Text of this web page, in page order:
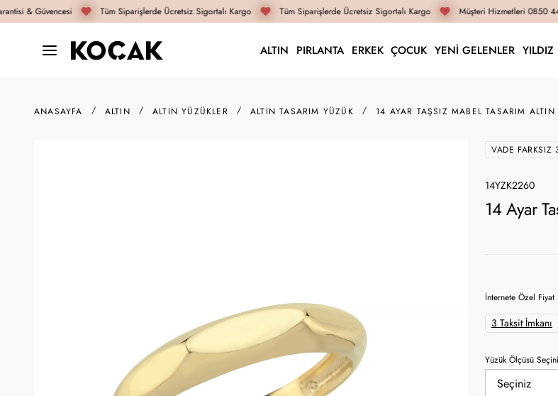
& Güvencesi Tüm Siparişlerde Ücretsiz Sigortalı Kargo Tüm Siparişlerde Ücretsiz Sigortalı Kargo Müşteri Hizmetleri 0850
ALTIN PIRLANTA ERKEK ÇOCUK YENİ GELENLER YILDIZ
ANASAYFA ALTIN ALTIN YÜZÜKLER ALTIN TASARIM YÜZÜK 14 AYAR TAŞSIZ MABEL TASARIM ALTIN
VADE FARKSIZ
14YZK2260
14 Ayar
İnternete Özel Fiyat
3 Taksit İmkanı
Yüzük Ölçüsü